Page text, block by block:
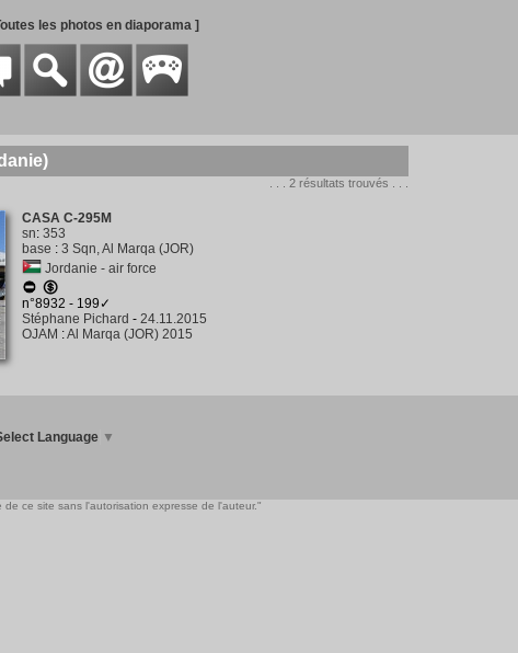
les photos en diaporama ]
. . . 2 résultats trouvés . . .
CASA C-295M
sn: 353
base : 3 Sqn, Al Marqa (JOR)
Jordanie - air force
n°8932 - 199✓
Stéphane Pichard - 24.11.2015
OJAM :Al Marqa (JOR) 2015
Language ▼
ce site sans l'autorisation expresse de l'auteur."